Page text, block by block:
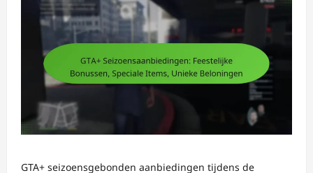
GTA+ seizoensgebonden aanbiedingen tijdens de